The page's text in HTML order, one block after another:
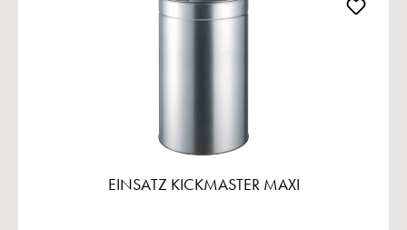
EINSATZ KICKMASTER MAXI